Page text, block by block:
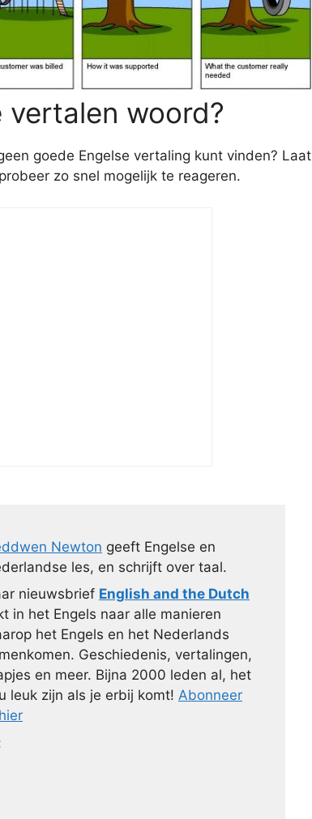
vertalen woord?
goede Engelse vertaling kunt vinden? Laat
zo snel mogelijk te reageren.
Newton geeft Engelse en
les, en schrijft over taal.
nieuwsbrief English and the Dutch
in het Engels naar alle manieren
het Engels en het Nederlands
Geschiedenis, vertalingen,
en meer. Bijna 2000 leden al, het
leuk zijn als je erbij komt! Abonneer